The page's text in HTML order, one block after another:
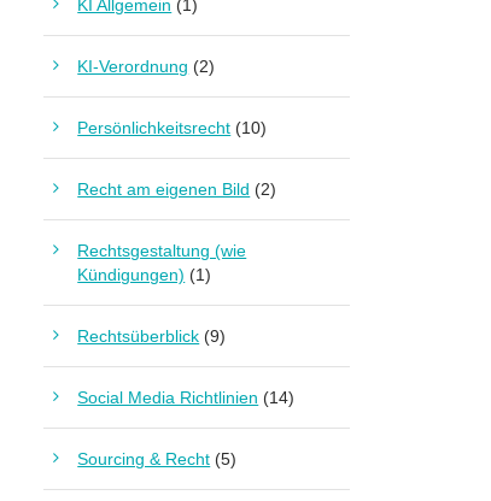
KI Allgemein (1)
KI-Verordnung (2)
Persönlichkeitsrecht (10)
Recht am eigenen Bild (2)
Rechtsgestaltung (wie
Kündigungen) (1)
Rechtsüberblick (9)
Social Media Richtlinien (14)
Sourcing & Recht (5)